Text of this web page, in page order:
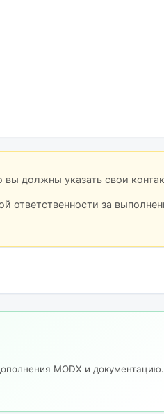
вы должны указать свои
ответственности за
MODX и документацию.